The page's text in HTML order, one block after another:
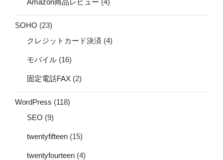
Amazon商品レビュー (4)
SOHO (23)
クレジットカード決済 (4)
モバイル (16)
固定電話FAX (2)
WordPress (118)
SEO (9)
twentyfifteen (15)
twentyfourteen (4)